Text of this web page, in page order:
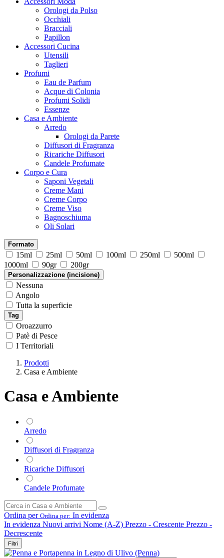
Orologi da Polso
Occhiali
Bracciali
Papillon
Accessori Cucina
Utensili
Taglieri
Profumi
Eau de Parfum
Acque di Colonia
Profumi Solidi
Essenze
Casa e Ambiente
Arredo
Orologi da Parete
Diffusori di Fragranza
Ricariche Diffusori
Candele Profumate
Corpo e Cura
Saponi Vegetali
Creme Mani
Creme Corpo
Creme Viso
Bagnoschiuma
Oli Solari
Formato
15ml 25ml 50ml 100ml 250ml
500ml
1000ml
90gr 200gr
Personalizzazione (incisione)
Nessuna
Angolo
Tutta la superficie
Tag
Oroazzurro
Patè di Pesce
I Territoriali
Prodotti
Casa e Ambiente
Casa e Ambiente
Arredo
Diffusori di Fragranza
Ricariche Diffusori
Candele Profumate
Ordina per Ordina per: In evidenza
In evidenza Nuovi arrivi Nome (A-Z) Prezzo - Crescente Prezzo -
Decrescente
Filtri